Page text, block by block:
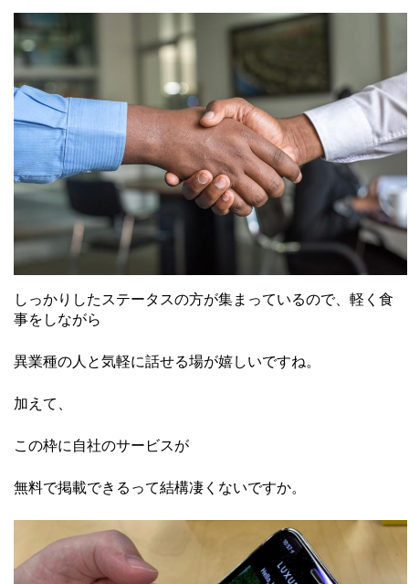
しっかりしたステータスの方が集まっているので、軽く食
事をしながら
異業種の人と気軽に話せる場が嬉しいですね。
加えて、
この枠に自社のサービスが
無料で掲載できるって結構凄くないですか。